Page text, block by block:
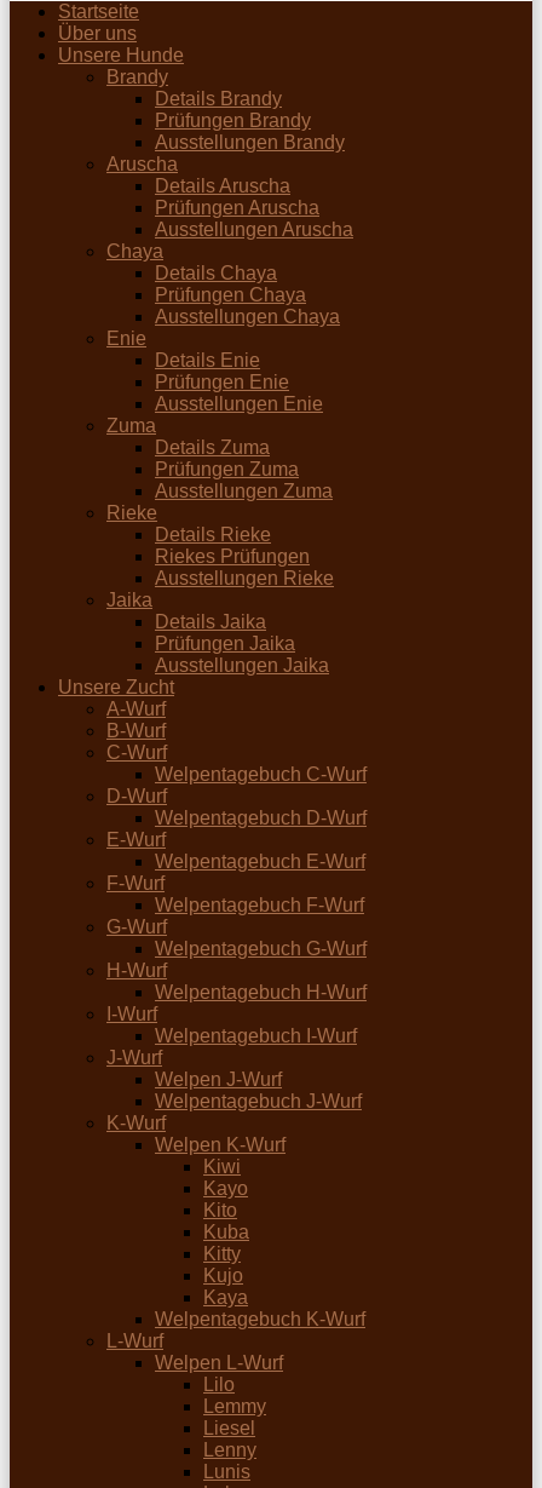
Startseite
Über uns
Unsere Hunde
Brandy
Details Brandy
Prüfungen Brandy
Ausstellungen Brandy
Aruscha
Details Aruscha
Prüfungen Aruscha
Ausstellungen Aruscha
Chaya
Details Chaya
Prüfungen Chaya
Ausstellungen Chaya
Enie
Details Enie
Prüfungen Enie
Ausstellungen Enie
Zuma
Details Zuma
Prüfungen Zuma
Ausstellungen Zuma
Rieke
Details Rieke
Riekes Prüfungen
Ausstellungen Rieke
Jaika
Details Jaika
Prüfungen Jaika
Ausstellungen Jaika
Unsere Zucht
A-Wurf
B-Wurf
C-Wurf
Welpentagebuch C-Wurf
D-Wurf
Welpentagebuch D-Wurf
E-Wurf
Welpentagebuch E-Wurf
F-Wurf
Welpentagebuch F-Wurf
G-Wurf
Welpentagebuch G-Wurf
H-Wurf
Welpentagebuch H-Wurf
I-Wurf
Welpentagebuch I-Wurf
J-Wurf
Welpen J-Wurf
Welpentagebuch J-Wurf
K-Wurf
Welpen K-Wurf
Kiwi
Kayo
Kito
Kuba
Kitty
Kujo
Kaya
Welpentagebuch K-Wurf
L-Wurf
Welpen L-Wurf
Lilo
Lemmy
Liesel
Lenny
Lunis